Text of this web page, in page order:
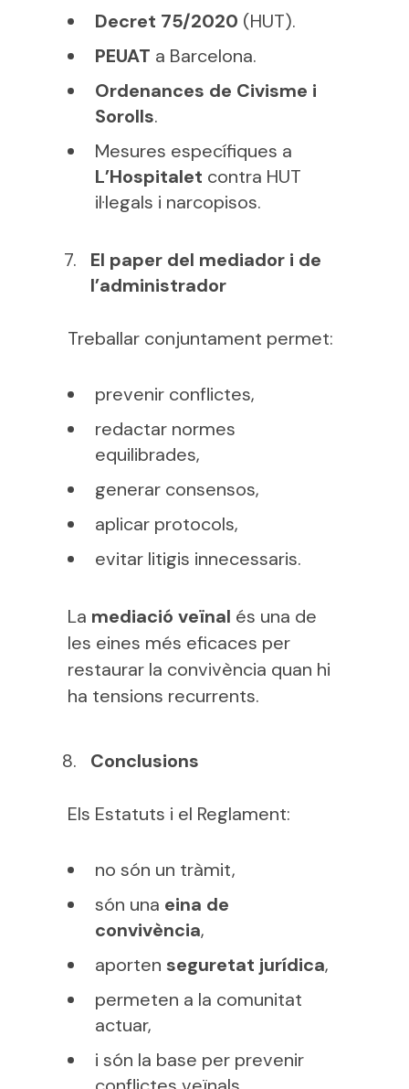
Decret 75/2020 (HUT).
PEUAT a Barcelona.
Ordenances de Civisme i
Sorolls.
Mesures específiques a
L’Hospitalet contra HUT
il·legals i narcopisos.
El paper del mediador i de
l’administrador
Treballar conjuntament permet:
prevenir conflictes,
redactar normes
equilibrades,
generar consensos,
aplicar protocols,
evitar litigis innecessaris.
La mediació veïnal és una de
les eines més eficaces per
restaurar la convivència quan hi
ha tensions recurrents.
Conclusions
Els Estatuts i el Reglament:
no són un tràmit,
són una eina de
convivència,
aporten seguretat jurídica,
permeten a la comunitat
actuar,
i són la base per prevenir